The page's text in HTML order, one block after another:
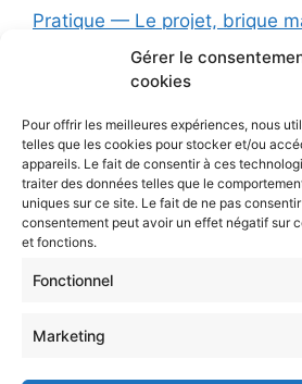
Gérer le
cookies
Pour offrir les meilleures expériences, nous
telles que les cookies pour stocker et/ou
appareils. Le fait de consentir à ces
traiter des données telles que le
uniques sur ce site. Le fait de ne pas
consentement peut avoir un effet négatif sur
et fonctions.
Fonctionnel
Marketing
Pratique — Le projet, brique
conversationnelle
Formation (1 jour):
limites et précautions
Les principes d’une charte
L’IA dans votre organisation :
simple charte pour une vraie
Protégé : AI
CONTACTEZ-NOUS